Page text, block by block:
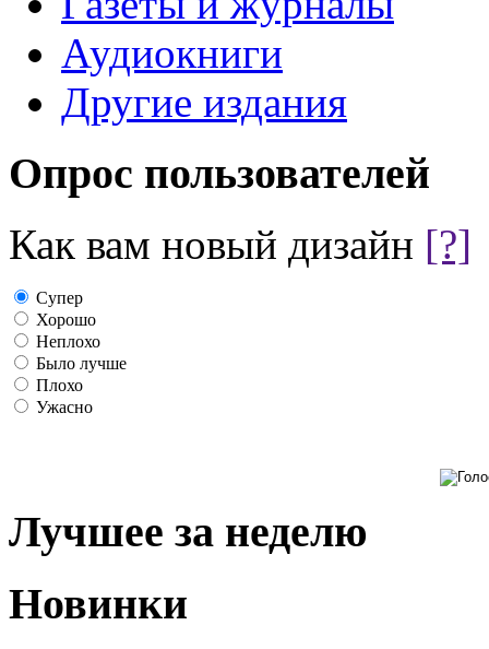
Аудиокниги
Другие издания
Опрос пользователей
Как вам новый дизайн [?]
Супер
Хорошо
Неплохо
Было лучше
Плохо
Ужасно
Лучшее за неделю
Новинки